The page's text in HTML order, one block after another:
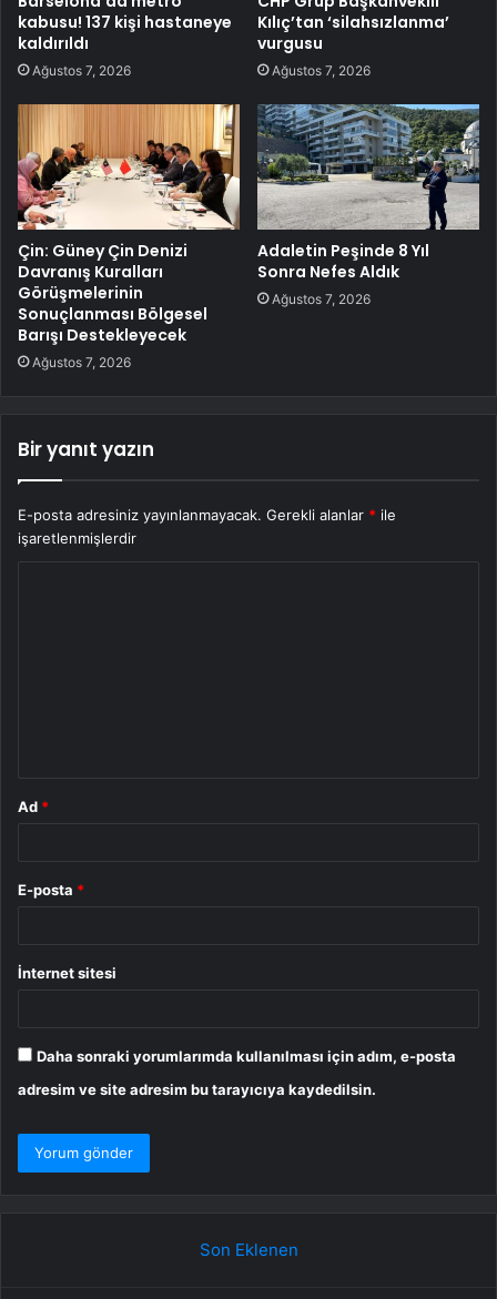
kabusu! 137 kişi hastaneye
kaldırıldı
Ağustos 7, 2026
Kılıç’tan ‘silahsızlanma’
vurgusu
Ağustos 7, 2026
Çin: Güney Çin Denizi
Davranış Kuralları
Görüşmelerinin
Sonuçlanması Bölgesel
Barışı Destekleyecek
Ağustos 7, 2026
Adaletin Peşinde 8 Yıl
Sonra Nefes Aldık
Ağustos 7, 2026
Bir yanıt yazın
E-posta adresiniz yayınlanmayacak. Gerekli alanlar * ile
işaretlenmişlerdir
Ad *
E-posta *
İnternet sitesi
Daha sonraki yorumlarımda kullanılması için adım, e-posta
adresim ve site adresim bu tarayıcıya kaydedilsin.
Son Eklenen